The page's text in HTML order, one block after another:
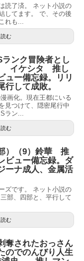
読了済。 ネット小説の
してます。 で、その後
れも...
む
ンク冒険者とし
イケシタ 推し
ュー備忘録。リリ
行して成敗。
画化。現在王都にいる
見つけて、隠密尾行中
ラン...
む
）（9）鈴華 推
ビュー備忘録。ダ
ーナ成人、金属活
ズです。 ネット小説の
部、四部と、平行して
む
奪されたおっさん
のでのんびり人生